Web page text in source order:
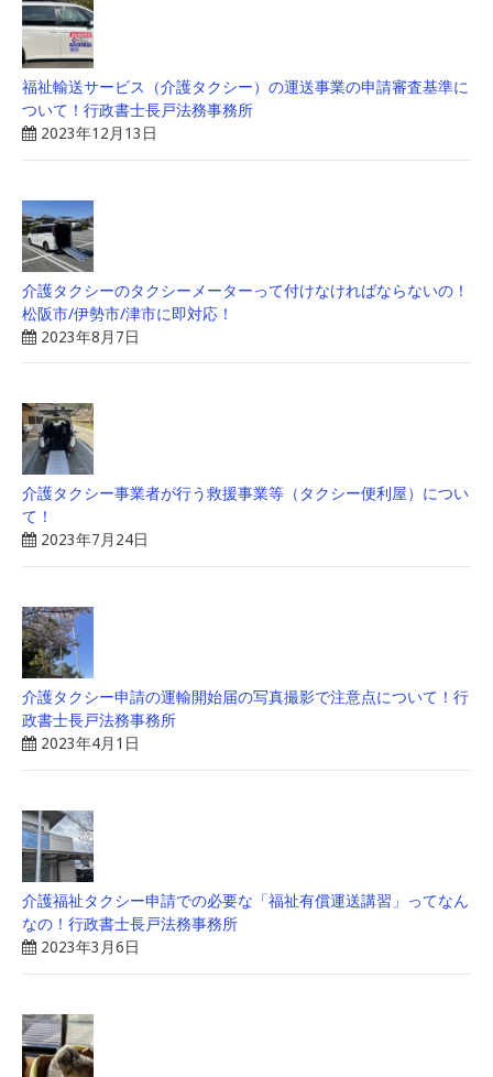
福祉輸送サービス（介護タクシー）の運送事業の申請審査基準に
ついて！行政書士長戸法務事務所
2023年12月13日
介護タクシーのタクシーメーターって付けなければならないの！
松阪市/伊勢市/津市に即対応！
2023年8月7日
介護タクシー事業者が行う救援事業等（タクシー便利屋）につい
て！
2023年7月24日
介護タクシー申請の運輸開始届の写真撮影で注意点について！行
政書士長戸法務事務所
2023年4月1日
介護福祉タクシー申請での必要な「福祉有償運送講習」ってなん
なの！行政書士長戸法務事務所
2023年3月6日